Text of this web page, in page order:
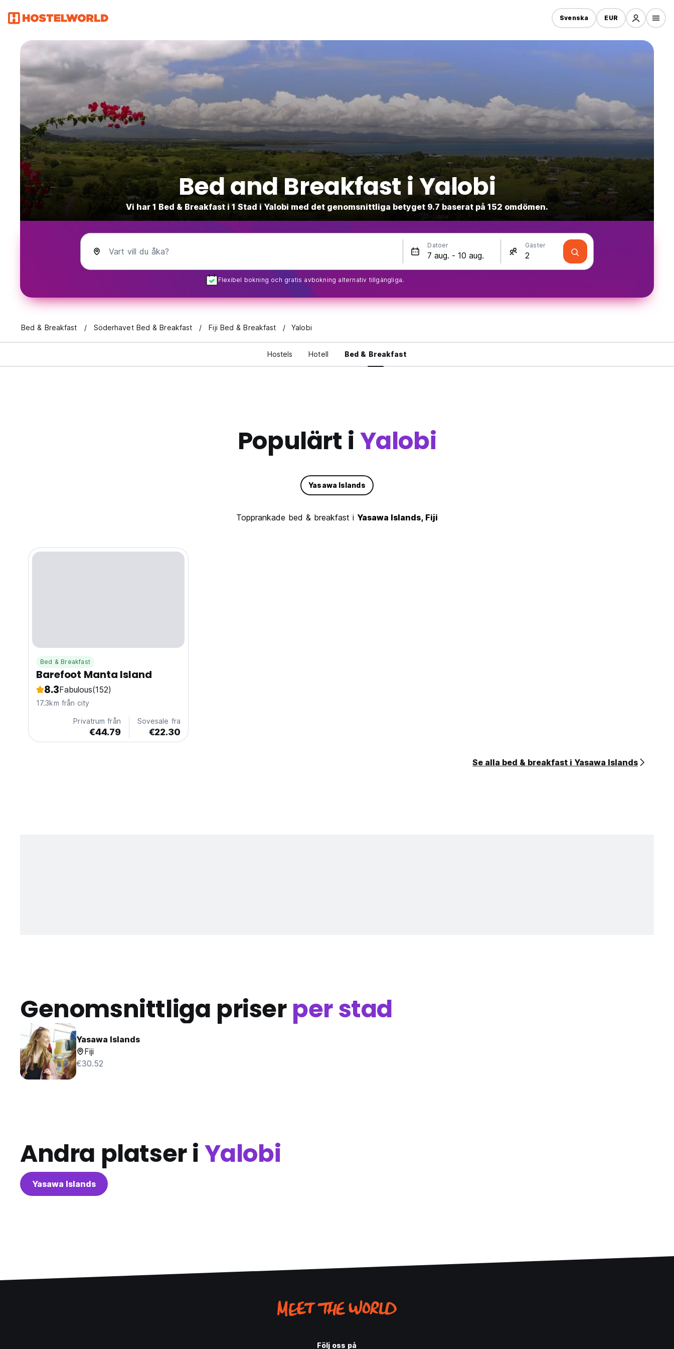
Svenska EUR
Bed and Breakfast i Yalobi
Vi har 1 Bed & Breakfast i 1 Stad i Yalobi med det genomsnittliga betyget 9.7 baserat på 152 omdömen.
Vart vill du åka?
Datoer Gäster
Flexibel bokning och gratis avbokning alternativ tillgängliga.
Bed & Breakfast Söderhavet Bed & Breakfast Fiji Bed & Breakfast Yalobi
Hostels Hotell Bed & Breakfast
Populärt iYalobi
Yasawa Islands
Topprankade bed & breakfast i Yasawa Islands, Fiji
Bed & Breakfast
Barefoot Manta Island
8.3Fabulous(152)
17.3km från city
Privatrum från
€44.79
Sovesale fra
€22.30
Se alla bed & breakfast i Yasawa Islands
Genomsnittliga priserper stad
Yasawa Islands
Fiji
€30.52
Andra platser iYalobi
Yasawa Islands
Följ oss på